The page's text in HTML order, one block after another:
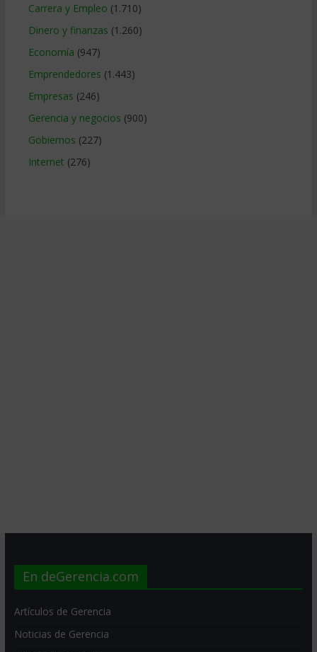
Carrera y Empleo (1.710)
Dinero y finanzas (1.260)
Economía (947)
Emprendedores (1.443)
Empresas (246)
Gerencia y negocios (900)
Gobiernos (227)
Internet (276)
En deGerencia.com
Artículos de Gerencia
Noticias de Gerencia